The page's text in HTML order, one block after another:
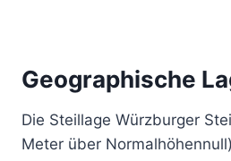
Geographische
Die Steillage Würzburger
Meter über